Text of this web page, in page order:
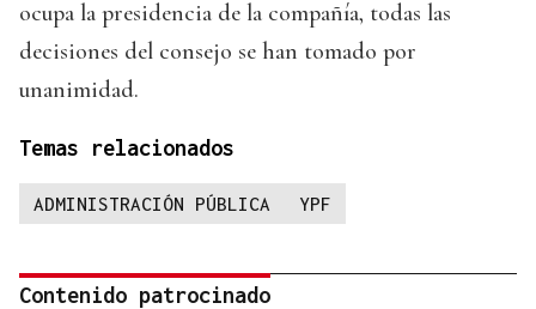
ocupa la presidencia de la compañía, todas las
decisiones del consejo se han tomado por
unanimidad.
Temas relacionados
ADMINISTRACIÓN PÚBLICA YPF
Contenido patrocinado